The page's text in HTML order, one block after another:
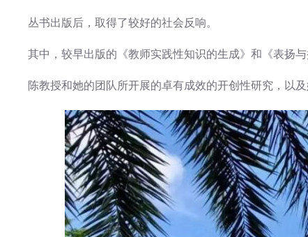
丛书出版后，取得了较好的社会反响。
其中，较早出版的《教师实践性知识的生成》和《表扬
陈教授和她的团队所开展的卓有成效的开创性研究，以